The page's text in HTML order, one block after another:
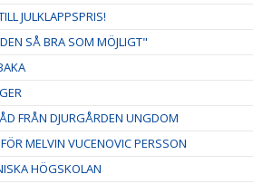
JULKLAPPSPRIS!
SÅ BRA SOM MÖJLIGT"
FRÅN DJURGÅRDEN UNGDOM
MELVIN VUCENOVIC PERSSON
HÖGSKOLAN